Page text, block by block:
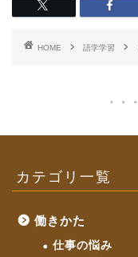
HOME 語学学習
カテゴリ一覧
働きかた
仕事の悩み